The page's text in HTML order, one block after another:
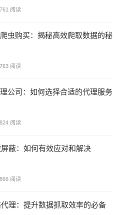
761 阅读
虫购买：揭秘高效爬取数据的秘
763 阅读
公司：如何选择合适的代理服务
824 阅读
蔽：如何有效应对和解决
866 阅读
理：提升数据抓取效率的必备